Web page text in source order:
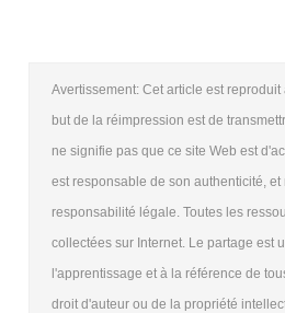
Avertissement: Cet article est
but de la réimpression est de
ne signifie pas que ce site Web est
est responsable de son authenticité, et
responsabilité légale. Toutes les
collectées sur Internet. Le partage est
l'apprentissage et à la référence de
droit d'auteur ou de la propriété